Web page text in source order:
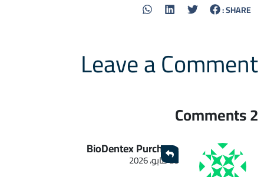
SHARE :
Leave a Comment
2 Comments
BioDentex Purchase
28 مايو، 2026